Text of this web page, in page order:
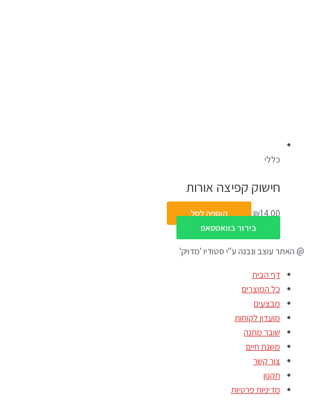
כללי
חישוק קפיצה אורות
₪14.00
הוספה לסל
בירור בוואטסאפ
@ האתר עוצב ונבנה ע"י סטודיו 'מדויק'
דף הבית
כל המוצרים
מבצעים
מועדון לקוחות
שובר מתנה
משנת חיים
צור קשר
תקנון
מדיניות פרטיות